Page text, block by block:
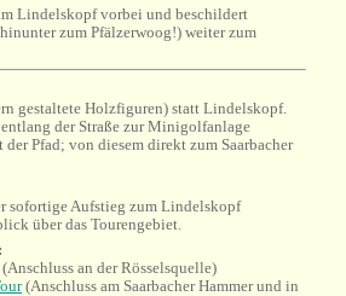
Lindelskopf vorbei und beschildert
zum Pfälzerwoog!) weiter zum
gestaltete Holzfiguren) statt Lindelskopf.
der Straße zur Minigolfanlage
Pfad; von diesem direkt zum Saarbacher
sofortige Aufstieg zum Lindelskopf
über das Tourengebiet.
(Anschluss an der Rösselsquelle)
(Anschluss am Saarbacher Hammer und in